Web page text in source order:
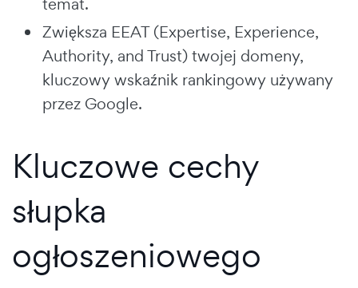
Zwiększa EEAT (Expertise, Experience,
Authority, and Trust) twojej domeny,
kluczowy wskaźnik rankingowy używany
przez Google.
Kluczowe cechy
słupka
ogłoszeniowego